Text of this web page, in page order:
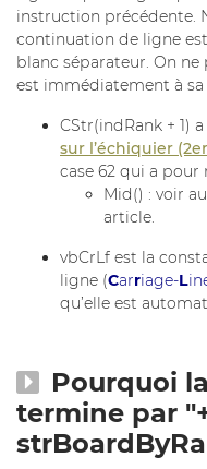
instruction précédente.
continuation de ligne
blanc séparateur. On ne
est immédiatement à sa
CStr(indRank + 1)
sur l’échiquier
case 62 qui a pour
Mid() : voir
article.
vbCrLf est la
ligne (Carriage-L
qu’elle est
Pourquoi
termine par